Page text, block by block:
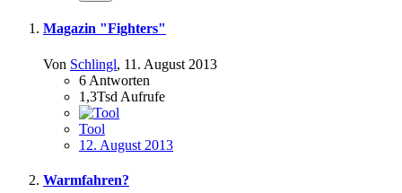
Magazin "Fighters"
Von Schlingl, 11. August 2013
6 Antworten
1,3Tsd Aufrufe
Tool
12. August 2013
Warmfahren?